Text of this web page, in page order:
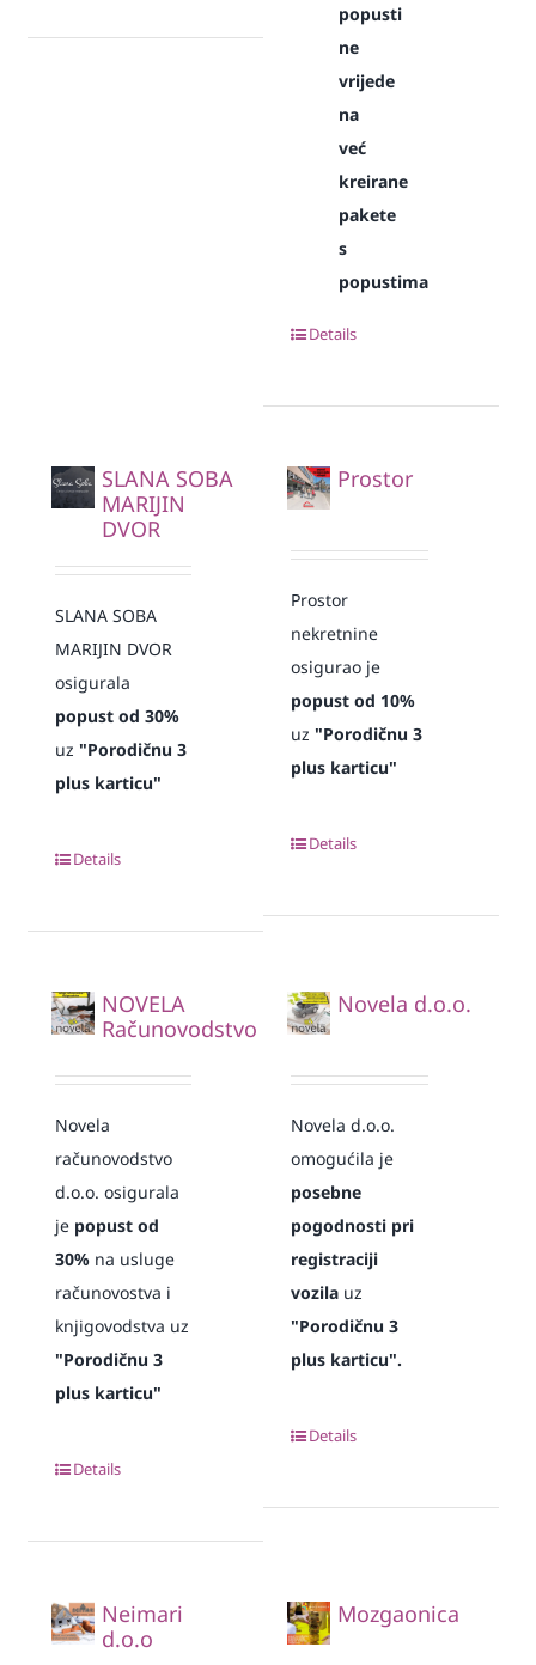
popusti
ne
vrijede
na
već
kreirane
pakete
s
popustima
Details
SLANA SOBA
MARIJIN
DVOR
SLANA SOBA
MARIJIN DVOR
osigurala
popust od 30%
uz "Porodičnu 3
plus karticu"
Details
Prostor
Prostor
nekretnine
osigurao je
popust od 10%
uz"Porodičnu 3
plus karticu"
Details
NOVELA
Računovodstvo
Novela
računovodstvo
d.o.o. osigurala
je popust od
30%na usluge
računovostva i
knjigovodstva uz
"Porodičnu 3
plus karticu"
Details
Novela d.o.o.
Novela d.o.o.
omogućila je
posebne
pogodnosti pri
registraciji
vozila uz
"Porodičnu 3
plus karticu".
Details
Neimari
d.o.o
Mozgaonica